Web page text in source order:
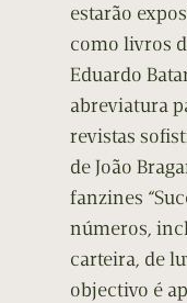
estarão
como livros
Eduardo
abreviatura
revistas
de João
fanzines
números,
carteira, de
objectivo é